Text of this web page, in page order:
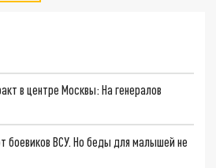
в центре Москвы: На генералов
боевиков ВСУ. Но беды для малышей не